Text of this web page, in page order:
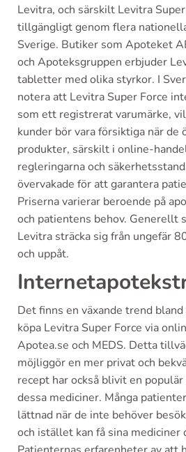
Levitra, och särskilt Levitra
tillgängligt genom flera
Sverige. Butiker som Apoteket
och Apoteksgruppen erbjuder
tabletter med olika styrkor. I
notera att Levitra Super Force
som ett registrerat varumärke,
kunder bör vara försiktiga när de
produkter, särskilt i online-
regleringarna och
övervakade för att garantera
Priserna varierar beroende på
och patientens behov. Generellt
Levitra sträcka sig från ungefär
och uppåt.
Det finns en växande trend
köpa Levitra Super Force via
Apotea.se och MEDS. Detta
möjliggör en mer privat och
recept har också blivit en
dessa mediciner. Många
lättnad när de inte behöver
och istället kan få sina